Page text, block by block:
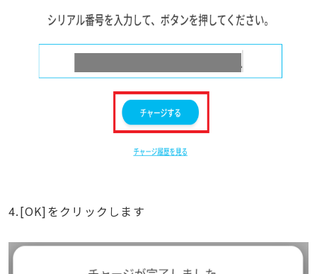
4.[OK]をクリックします